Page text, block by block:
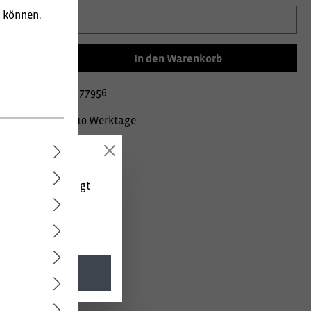
In den Warenkorb
020002117577956
Lieferzeit ca. 10 Werktage
(netto) angezeigt